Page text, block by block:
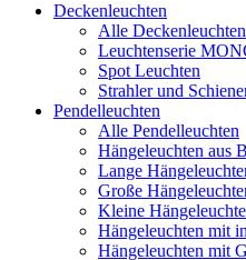
Deckenleuchten
Alle Deckenleuchten
Leuchtenserie
Spot Leuchten
Strahler und
Pendelleuchten
Alle Pendelleuchten
Hängeleuchten aus
Lange
Große
Kleine
Hängeleuchten mit
Hängeleuchten mit